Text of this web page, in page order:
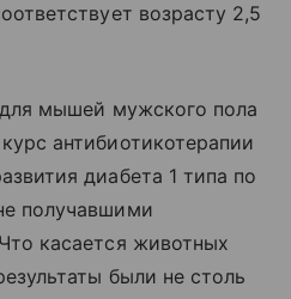
возрасту 2,5
для мышей мужского пола
антибиотикотерапии
диабета 1 типа по
получавшими
касается животных
были не столь